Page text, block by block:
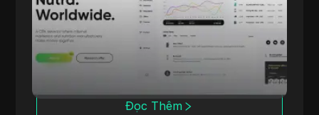
Với 6 năm kinh nghiệm, dr.cash cung cấp hơn
2000 sản phẩm Thực phẩm chức năng tại
200 khu vực, bao gồm cả những địa điểm độc
đáo.
Đọc Thêm